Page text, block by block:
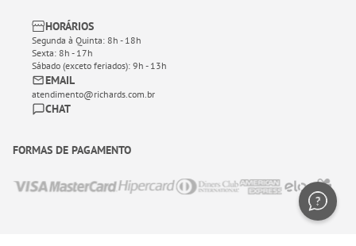
HORÁRIOS
Segunda à Quinta: 8h - 18h
Sexta: 8h - 17h
Sábado (exceto feriados): 9h - 13h
EMAIL
atendimento@richards.com.br
CHAT
FORMAS DE PAGAMENTO